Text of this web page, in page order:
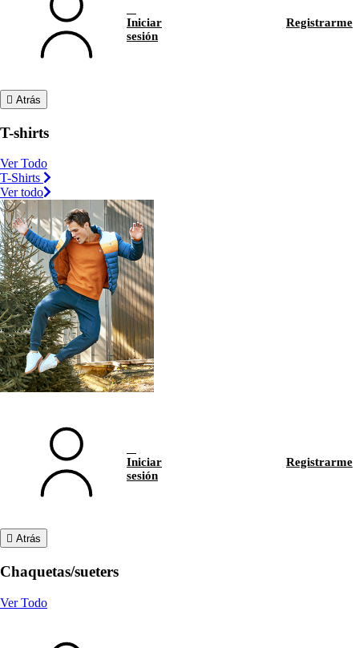
Iniciar
sesión
Registrarme
Atrás
T-shirts
Ver Todo
T-Shirts
Ver todo
Iniciar
sesión
Registrarme
Atrás
Chaquetas/sueters
Ver Todo